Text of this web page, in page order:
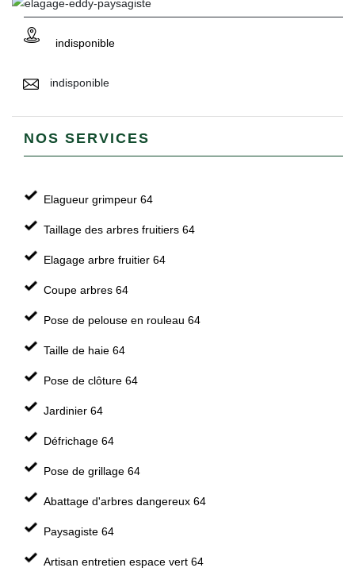
indisponible
indisponible
NOS SERVICES
Elagueur grimpeur 64
Taillage des arbres fruitiers 64
Elagage arbre fruitier 64
Coupe arbres 64
Pose de pelouse en rouleau 64
Taille de haie 64
Pose de clôture 64
Jardinier 64
Défrichage 64
Pose de grillage 64
Abattage d'arbres dangereux 64
Paysagiste 64
Artisan entretien espace vert 64